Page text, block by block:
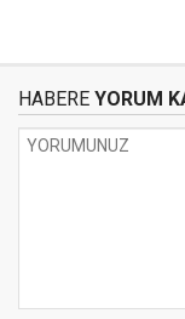
HABERE YORUM